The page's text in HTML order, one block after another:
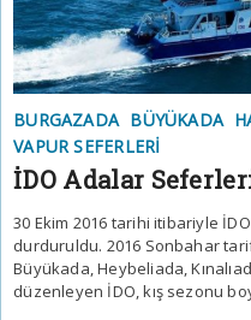
BURGAZADA BÜYÜKADA
VAPUR SEFERLERI
İDO Adalar
30 Ekim 2016 tarihi itibariyle
durduruldu. 2016 Sonbahar
Büyükada, Heybeliada,
düzenleyen İDO, kış sezonu